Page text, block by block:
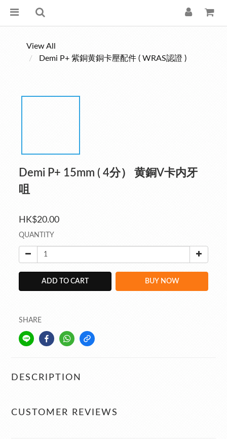
View All
Demi P+ 紫銅黄銅卡壓配件 ( WRAS認證 )
Demi P+ 15mm ( 4分） 黄銅V卡内牙
咀
HK$20.00
QUANTITY
ADD TO CART BUY NOW
SHARE
DESCRIPTION
CUSTOMER REVIEWS